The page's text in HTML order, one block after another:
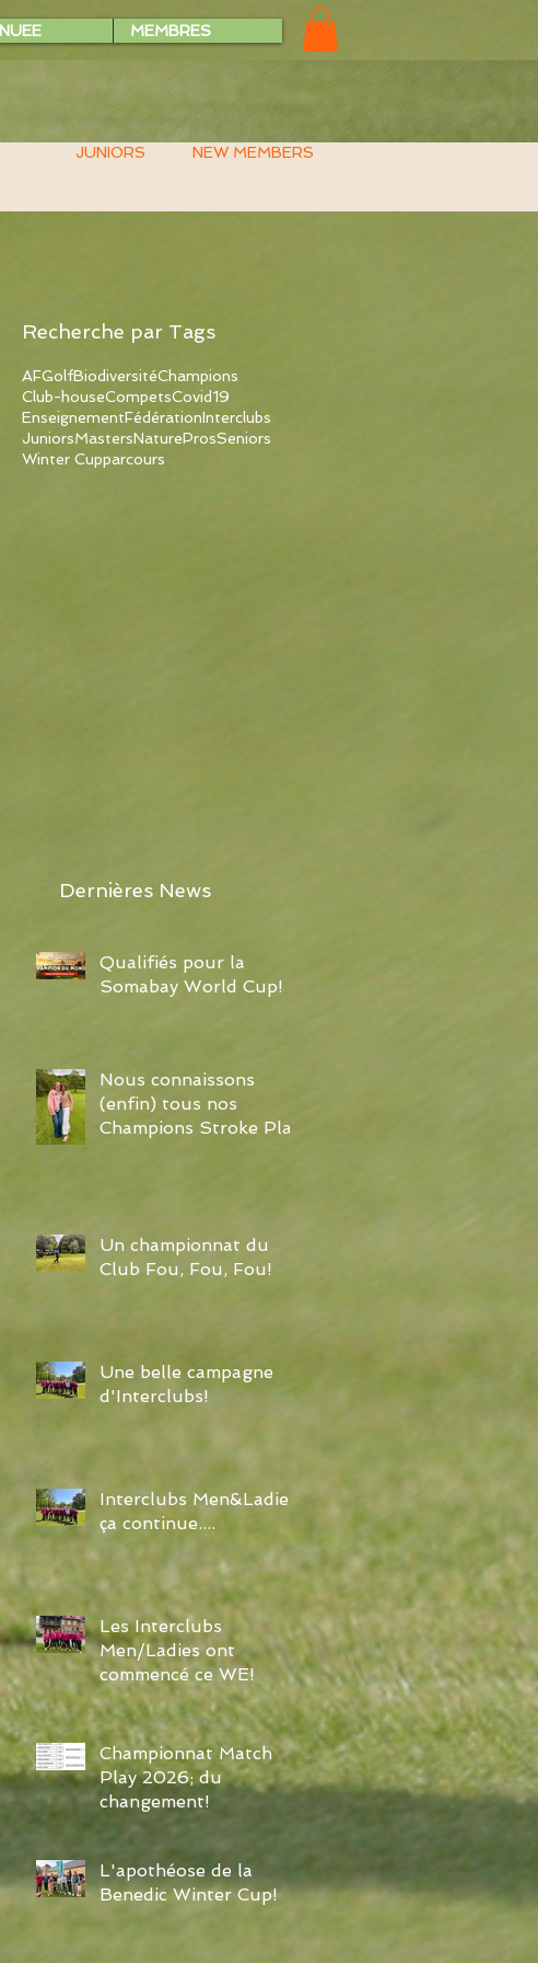
MEMBRES
JUNIORS NEW MEMBERS
Recherche par Tags
AFGolfBiodiversitéChampions
Club-houseCompetsCovid19
EnseignementFédérationInterclubs
JuniorsMastersNatureProsSeniors
Winter Cupparcours
Dernières News
Qualifiés pour la
Somabay World Cup!
Nous connaissons
(enfin) tous nos
Champions Stroke Play
Un championnat du
Club Fou, Fou, Fou!
Une belle campagne
d'Interclubs!
Interclubs Men&Ladies:
ça continue....
Les Interclubs
Men/Ladies ont
commencé ce WE!
Championnat Match
Play 2026; du
changement!
L'apothéose de la
Benedic Winter Cup!